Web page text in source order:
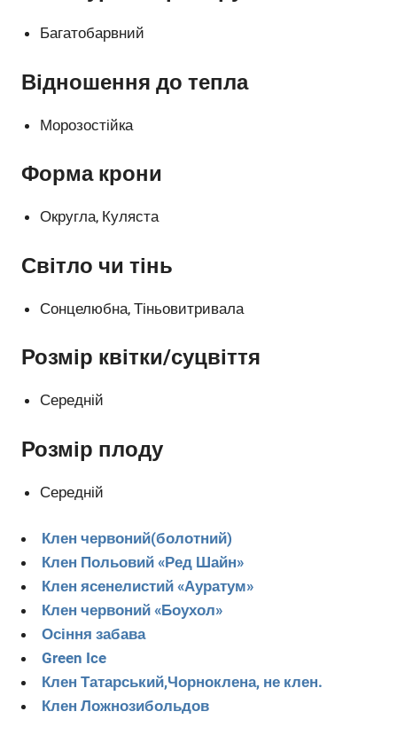
Багатобарвний
Відношення до тепла
Морозостійка
Форма крони
Округла, Куляста
Світло чи тінь
Сонцелюбна, Тіньовитривала
Розмір квітки/суцвіття
Середній
Розмір плоду
Середній
Клен червоний(болотний)
Клен Польовий «Ред Шайн»
Клен ясенелистий «Ауратум»
Клен червоний «Боухол»
Осіння забава
Green Ice
Клен Татарський,Чорноклена, не клен.
Клен Ложнозибольдов